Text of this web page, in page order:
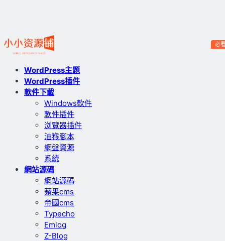
WordPress主題
WordPress插件
軟件下載
Windows軟件
軟件插件
浏覽器插件
油猴腳本
網盤資源
系統
網站源碼
網站源碼
蘋果cms
帝國cms
Typecho
Emlog
Z-Blog
必